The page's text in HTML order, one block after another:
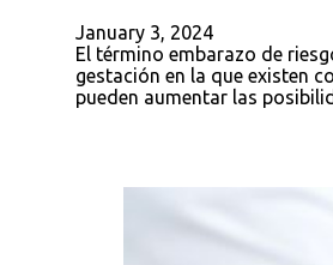
January 3, 2024
El término embarazo de
gestación en la que existen
pueden aumentar las